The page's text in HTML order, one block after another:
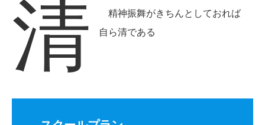
清
精神振舞がきちんとしておれば
自ら清である